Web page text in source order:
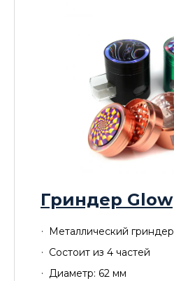
Гриндер Glow
Металлический гриндер
Состоит из 4 частей
Диаметр: 62 мм